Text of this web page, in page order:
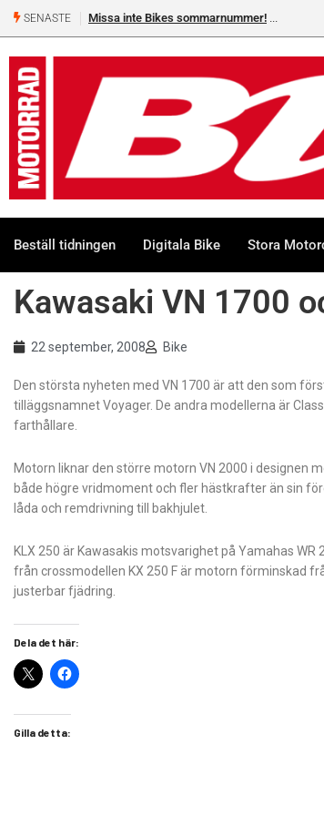
SENASTE Missa inte Bikes sommarnummer!
Beställ tidningen Digitala Bike Stora
Kawasaki VN 1700
22 september, 2008 Bike
Den största nyheten med VN 1700 är att den som
tilläggsnamnet Voyager. De andra modellerna är
farthållare.
Motorn liknar den större motorn VN 2000 i designen
både högre vridmoment och fler hästkrafter än sin
låda och remdrivning till bakhjulet.
KLX 250 är Kawasakis motsvarighet på Yamahas
från crossmodellen KX 250 F är motorn förminskad
justerbar fjädring.
Dela det här:
Gilla detta: